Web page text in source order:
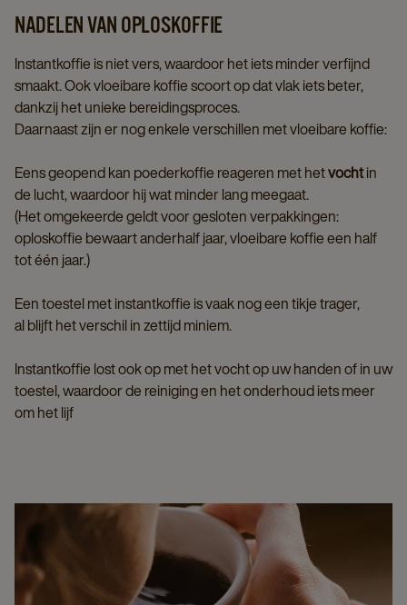
NADELEN VAN OPLOSKOFFIE
Instantkoffie is niet vers, waardoor het iets minder verfijnd
smaakt. Ook vloeibare koffie scoort op dat vlak iets beter,
dankzij het unieke bereidingsproces.
Daarnaast zijn er nog enkele verschillen met vloeibare koffie:
Eens geopend kan poederkoffie reageren met hetvochtin
de lucht, waardoor hij wat minder lang meegaat.
(Het omgekeerde geldt voor gesloten verpakkingen:
oploskoffie bewaart anderhalf jaar, vloeibare koffie een half
tot één jaar.)
Een toestel met instantkoffie is vaak nog een tikje trager,
al blijft het verschil in zettijd miniem.
Instantkoffie lost ook op met het vocht op uw handen of in uw
toestel, waardoor de reiniging en het onderhoud iets meer
om het lijf